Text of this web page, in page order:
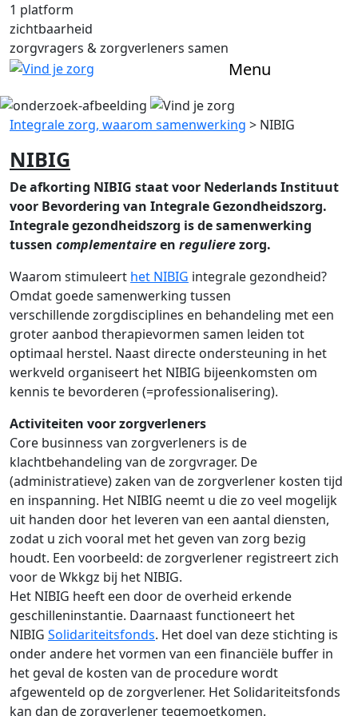
1 platform
zichtbaarheid
zorgvragers & zorgverleners samen
Menu
Integrale zorg, waarom samenwerking > NIBIG
NIBIG
De afkorting NIBIG staatvoor Nederlands Instituut
voor Bevordering van Integrale Gezondheidszorg.
Integrale gezondheidszorg is de samenwerking
tussen complementaireen regulierezorg.
Waarom stimuleert het NIBIG integrale gezondheid?
Omdat goede samenwerking tussen
verschillendezorgdisciplines en behandeling met een
groter aanbod therapievormen samen leiden tot
optimaal herstel. Naast directe ondersteuning in het
werkveld organiseert het NIBIG bijeenkomsten om
kennis te bevorderen (=professionalisering).
Activiteiten voor zorgverleners
Core businness van zorgverleners is de
klachtbehandeling van de zorgvrager. De
(administratieve) zaken van de zorgverlener kosten tijd
en inspanning. Het NIBIG neemt u die zo veel mogelijk
uit handen door het leveren van een aantal diensten,
zodat u zich vooral met het geven van zorg bezig
houdt. Een voorbeeld: de zorgverlener registreert zich
voor de Wkkgz bij het NIBIG.
Het NIBIG heeft een door de overheid erkende
geschilleninstantie. Daarnaast functioneert het
NIBIG Solidariteitsfonds. Het doel van deze stichting is
onder andere het vormen van een financiële buffer in
het geval de kosten van de procedure wordt
afgewenteld op de zorgverlener. Het Solidariteitsfonds
kan dan de zorgverlener tegemoetkomen.